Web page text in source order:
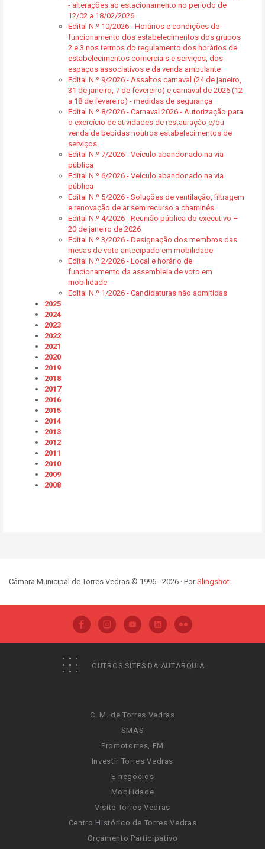
- alterações ao estacionamento no período de
12/02 a 18/02/2026
Edital N.º 10/2026 - Horários e condições de
funcionamento dos estabelecimentos dos grupos
2 e 3 nos termos do regulamento dos horários de
estabelecimentos comerciais e serviços, dos
espaços associativos e da venda ambulante
Edital N.º 9/2026 - Assaltos carnaval (24 de janeiro,
31 de janeiro, 7 de fevereiro) e carnaval de 2026 (12
a 18 de fevereiro) - medidas de segurança
Edital N.º 8/2026 - Carnaval 2026 - Autorização para
o exercício de atividades de restauração e/ou
venda de bebidas noutros estabelecimentos de
serviços
Edital N.º 7/2026 - Veículo abandonado na via
pública
Edital N.º 6/2026 - Veículo abandonado na via
pública
Edital N.º 5/2026 - Soluções de ventilação, filtragem
e renovação de ar sem recurso a chaminés
Edital N.º 4/2026 - Reunião pública do executivo –
20 de janeiro de 2026
Edital N.º 3/2026 - Designação dos membros das
mesas de voto antecipado em mobilidade
Edital N.º 2/2026 - Local e horário de
funcionamento da assembleia de voto em
mobilidade
Edital N.º 1/2026 - Candidaturas não admitidas
2025
2024
2023
2022
2021
2020
2019
2018
2017
2016
2015
2014
2013
2012
2011
2010
2009
2008
Câmara Municipal de Torres Vedras © 1996 - 2026 · PorSlingshot
OUTROS SITES DA AUTARQUIA
C. M. de Torres Vedras
SMAS
Promotorres, EM
Investir Torres Vedras
E-negócios
Mobilidade
Visite Torres Vedras
Centro Histórico de Torres Vedras
Orçamento Participativo